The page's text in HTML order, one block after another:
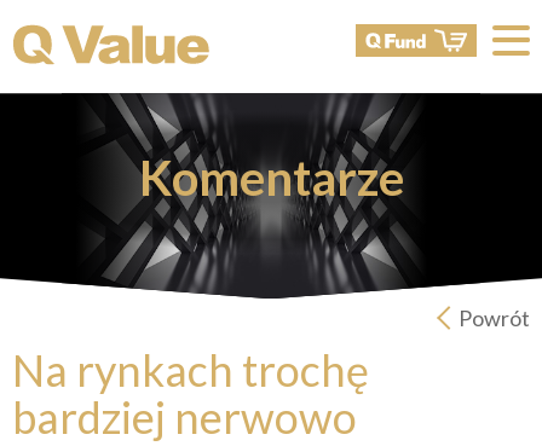
Komentarze
Powrót
Na rynkach trochę
bardziej nerwowo